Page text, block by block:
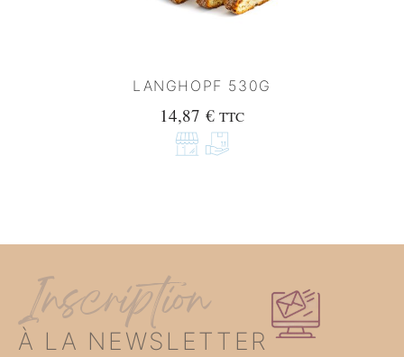
LANGHOPF 530G
14,87 € TTC
Inscription
À LA NEWSLETTER